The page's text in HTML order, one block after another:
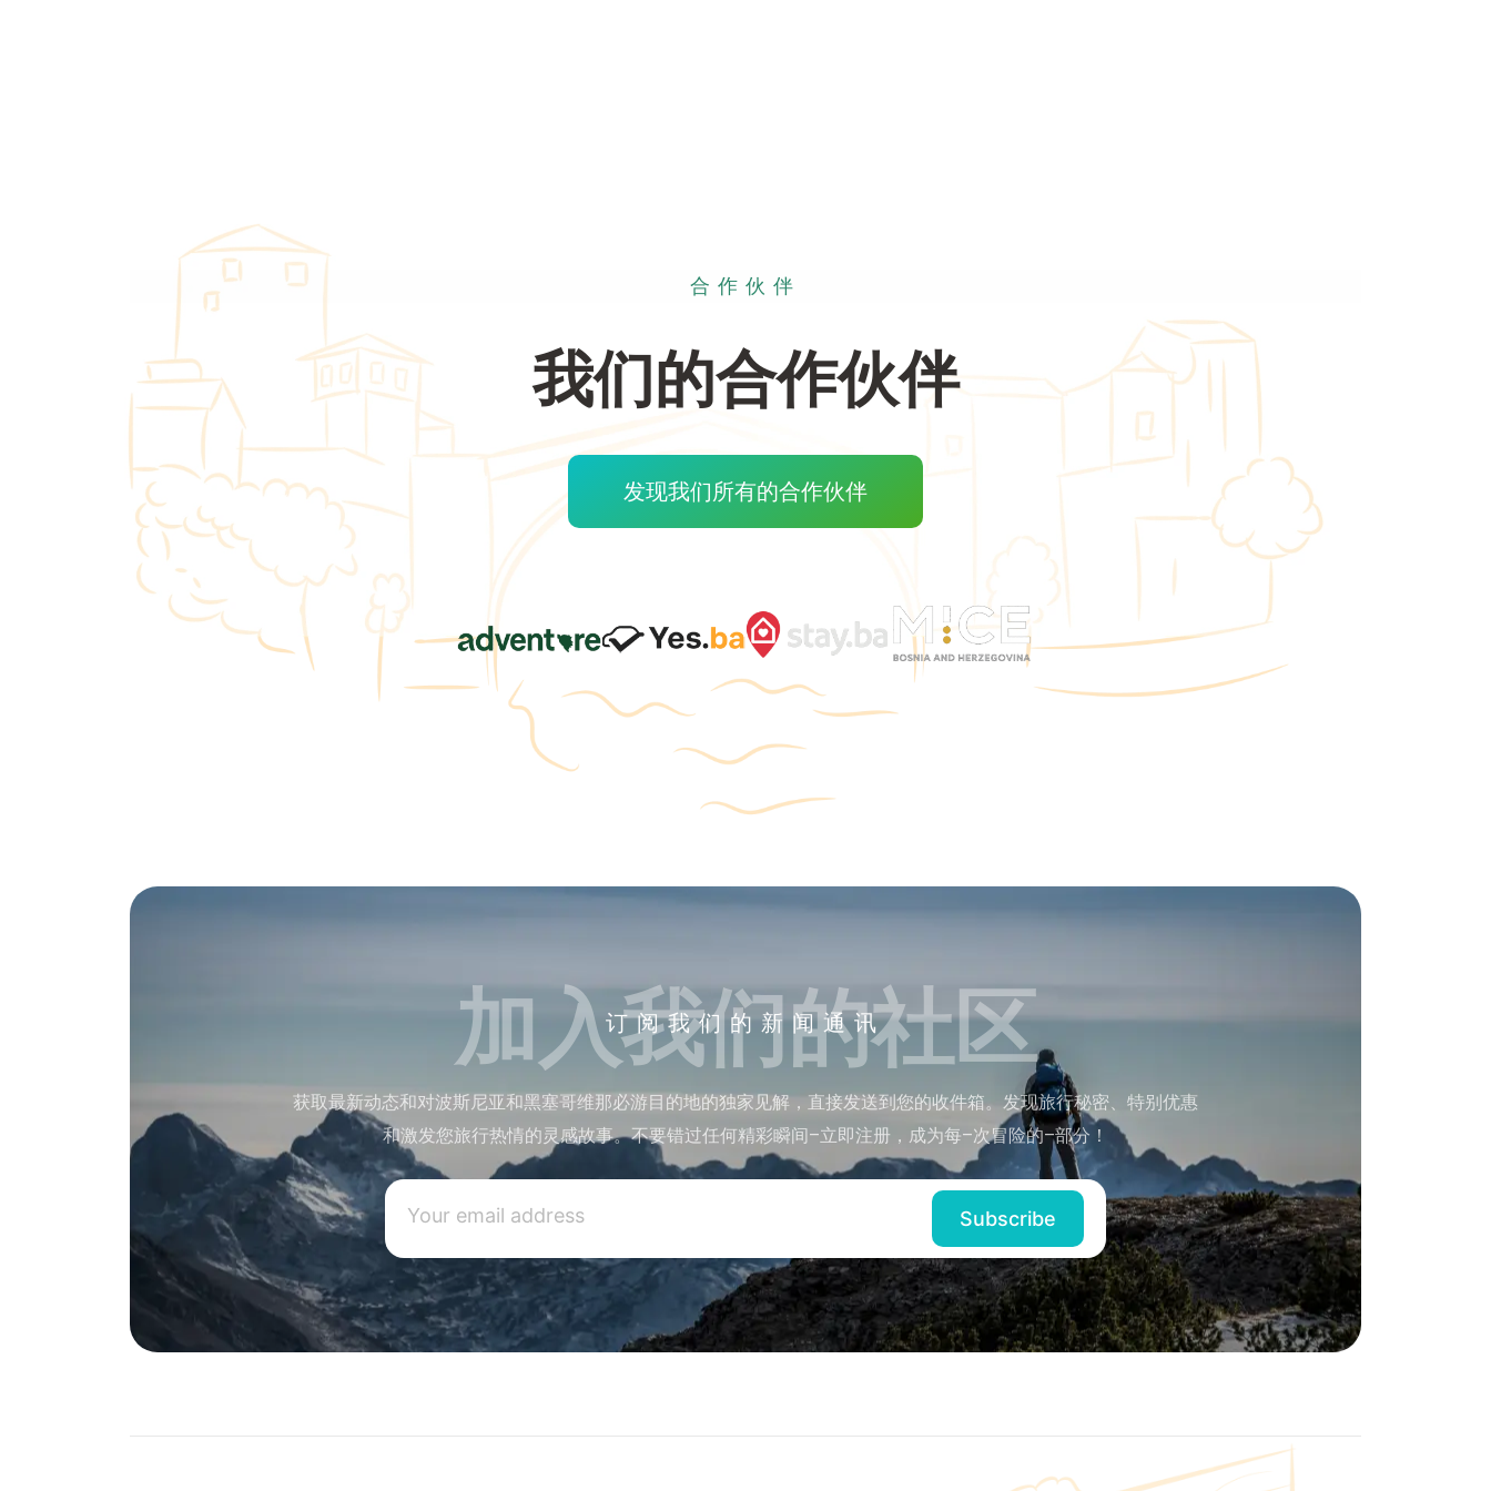
合作伙伴
我们的合作伙伴
发现我们所有的合作伙伴
订阅我们的新闻通讯
加入我们的社区
获取最新动态和对波斯尼亚和黑塞哥维那必游目的地的独家见解，直接发送到您的收件箱。发现旅行秘密、特别优惠
和激发您旅行热情的灵感故事。不要错过任何精彩瞬间–立即注册，成为每–次冒险的–部分！